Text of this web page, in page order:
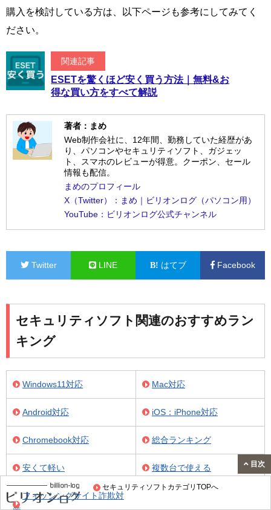
セキュリティソフトカテゴリTOPへ
購入を検討している方は、以下ページも参考にしてみてく
ださい。
関連記事
ESETを驚くほど安く買う方法｜無料&お
得な買い方をすべて解説
著者：まめ
Web制作会社に、12年間、勤務していた経歴があ
り、パソコンやセキュリティソフト、ガジェッ
ト、スマホのレビューが得意。クーポン、セール
情報も配信。
まめのプロフィール
X（Twitter）：まめ｜ビリオンログ（パソコン用）
YouTube：ビリオンログ公式チャンネル
Twitter LINE はてブ Facebook
セキュリティソフト関連のおすすめラン
キング
Windows11対応 Mac対応
Android対応 iOS：iPhone対応
Chromebook対応 総合ランキング
安くて軽い 複数台で使える
フィッシングサイト詐欺対
目次